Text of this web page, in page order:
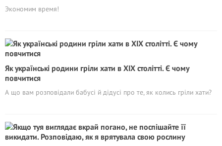
Экономим время!
Як українські родини гріли хати в ХІХ столітті. Є чому
повчитися
А що вам розповідали бабусі й дідусі про те, як колись гріли хати?